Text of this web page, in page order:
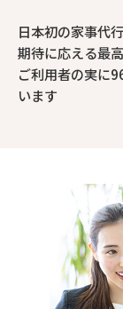
日本初の家事代
期待に応える最
ご利用者の実に
います